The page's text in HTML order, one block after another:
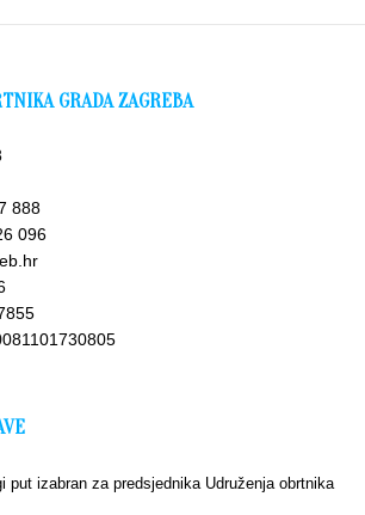
GRADA ZAGREBA
888
096
put izabran za predsjednika Udruženja obrtnika